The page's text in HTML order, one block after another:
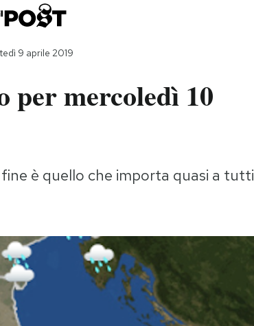
9 aprile 2019
per mercoledì 10
è quello che importa quasi a tutti